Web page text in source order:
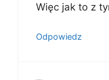
Więc jak to z
Odpowiedz